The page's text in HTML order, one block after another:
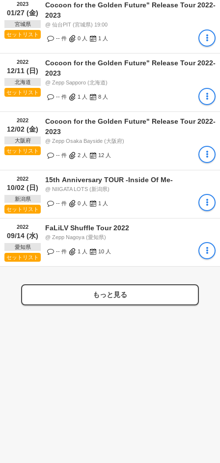
2023
01/27 (金)
宮城県
セットリスト
Cocoon for the Golden Future" Release Tour 2022-
2023
@ 仙台PIT (宮城県) 19:00
-- 件 0 人 1 人
2022
12/11 (日)
北海道
セットリスト
Cocoon for the Golden Future" Release Tour 2022-
2023
@ Zepp Sapporo (北海道)
-- 件 1 人 8 人
2022
12/02 (金)
大阪府
セットリスト
Cocoon for the Golden Future" Release Tour 2022-
2023
@ Zepp Osaka Bayside (大阪府)
-- 件 2 人 12 人
2022
10/02 (日)
新潟県
セットリスト
15th Anniversary TOUR -Inside Of Me-
@ NIIGATA LOTS (新潟県)
-- 件 0 人 1 人
2022
09/14 (水)
愛知県
セットリスト
FaLiLV Shuffle Tour 2022
@ Zepp Nagoya (愛知県)
-- 件 1 人 10 人
もっと見る